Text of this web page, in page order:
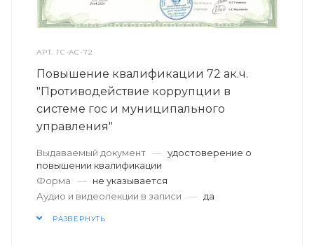
АРТ. ГС-АС-72
Повышение квалификации 72 ак.ч.
"Противодействие коррупции в
системе гос и муниципального
управления"
Выдаваемый документ — удостоверение о
повышении квалификации
Форма
—
не указывается
Аудио и видеолекции в записи
— да
РАЗВЕРНУТЬ